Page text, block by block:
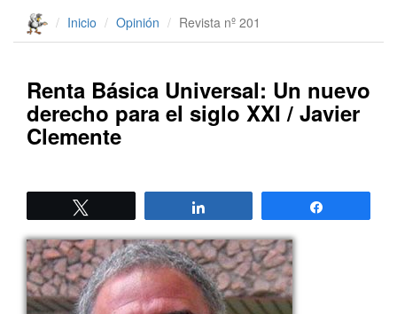
Inicio Opinión Revista nº 201
Renta Básica Universal: Un nuevo
derecho para el siglo XXI / Javier
Clemente